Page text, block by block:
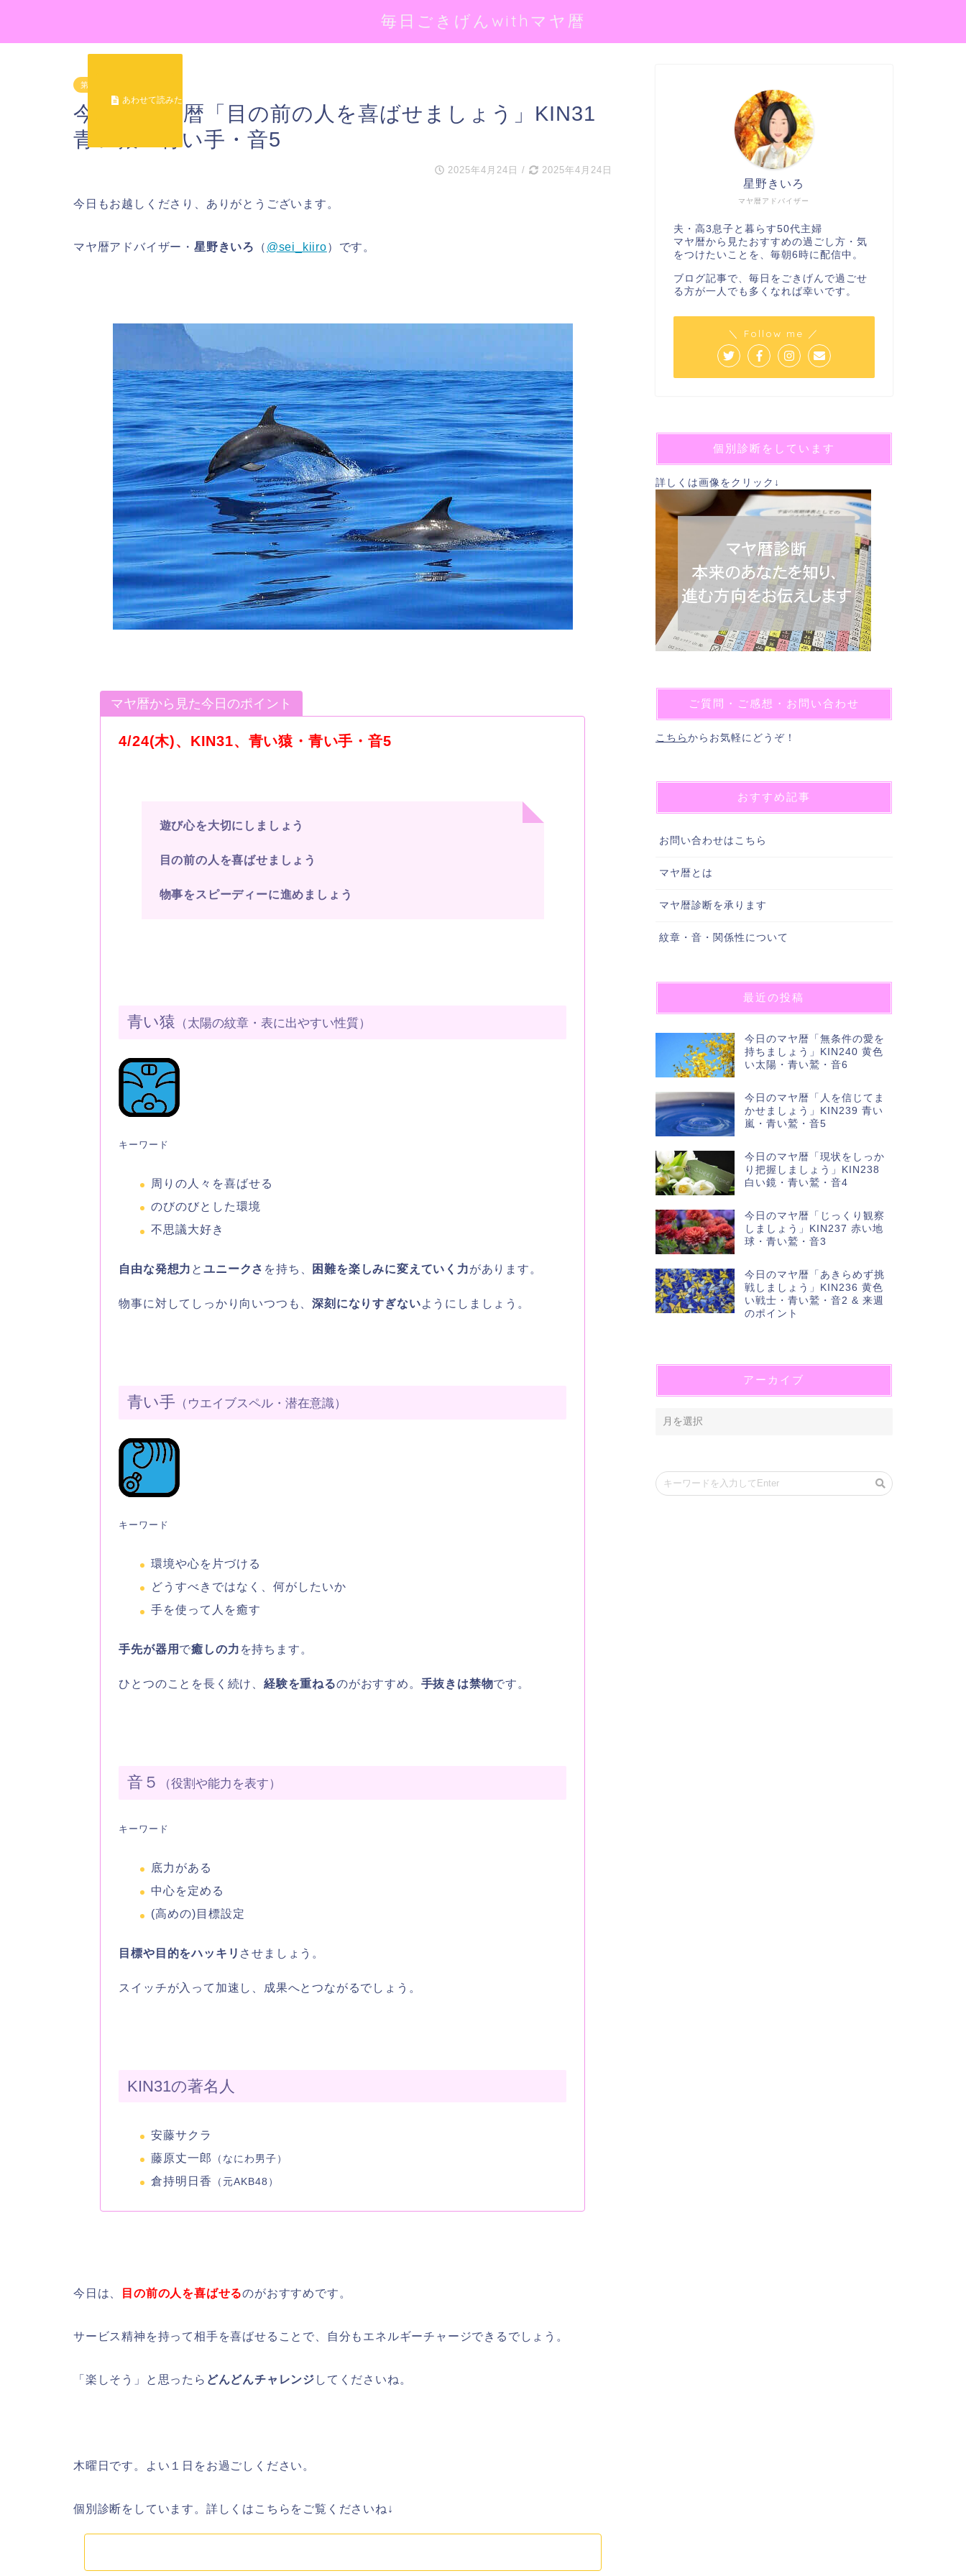
毎日ごきげんwithマヤ暦
第１の城（KIN1〜52）
今日のマヤ暦「目の前の人を喜ばせましょう」KIN31
青い猿・青い手・音5
2025年4月24日 / 2025年4月24日
今日もお越しくださり、ありがとうございます。
マヤ暦アドバイザー・ 星野きいろ （ @sei_kiiro）です。
マヤ暦から見た今日のポイント
4/24(木)、KIN31、青い猿・青い手・音5
遊び心を大切にしましょう
目の前の人を喜ばせましょう
物事をスピーディーに進めましょう
青い猿 （太陽の紋章・表に出やすい性質）
キーワード
周りの人々を喜ばせる
のびのびとした環境
不思議大好き
自由な発想力 とユニークさ を持ち、 困難を楽しみに変えていく力があります。
物事に対してしっかり向いつつも、深刻になりすぎないようにしましょう。
青い手 （ウエイブスペル・潜在意識）
キーワード
環境や心を片づける
どうすべきではなく、何がしたいか
手を使って人を癒す
手先が器用 で癒しの力 を持ちます。
ひとつのことを長く続け、経験を重ねるのがおすすめ。 手抜きは禁物です。
音５ （役割や能力を表す）
キーワード
底力がある
中心を定める
(高めの)目標設定
目標や目的をハッキリ させましょう。
スイッチが入って加速し、成果へとつながるでしょう。
KIN31の著名人
安藤サクラ
藤原丈一郎
（なにわ男子）
倉持明日香 （元AKB48）
今日は、 目の前の人を喜ばせるのがおすすめです。
サービス精神を持って相手を喜ばせることで、自分もエネルギーチャージできるでしょう。
「楽しそう」と思ったら どんどんチャレンジ してくださいね。
木曜日です。よい１日をお過ごしください。
個別診断をしています。詳しくはこちらをご覧くださいね↓
マヤ暦アドバイザー
星野きいろ
夫・高3息子と暮らす50代主婦
マヤ暦から見たおすすめの過ごし方・気
をつけたいことを、毎朝6時に配信中。
ブログ記事で、毎日をごきげんで過ごせ
る方が一人でも多くなれば幸いです。
＼ Follow me ／
個別診断をしています
詳しくは画像をクリック↓
ご質問・ご感想・お問い合わせ
こちら からお気軽にどうぞ！
おすすめ記事
お問い合わせはこちら
マヤ暦とは
マヤ暦診断を承ります
紋章・音・関係性について
最近の投稿
今日のマヤ暦「無条件の愛を
持ちましょう」KIN240 黄色
い太陽・青い鷲・音6
今日のマヤ暦「人を信じてま
かせましょう」KIN239 青い
嵐・青い鷲・音5
今日のマヤ暦「現状をしっか
り把握しましょう」KIN238
白い鏡・青い鷲・音4
今日のマヤ暦「じっくり観察
しましょう」KIN237 赤い地
球・青い鷲・音3
今日のマヤ暦「あきらめず挑
戦しましょう」KIN236 黄色
い戦士・青い鷲・音2 & 来週
のポイント
アーカイブ